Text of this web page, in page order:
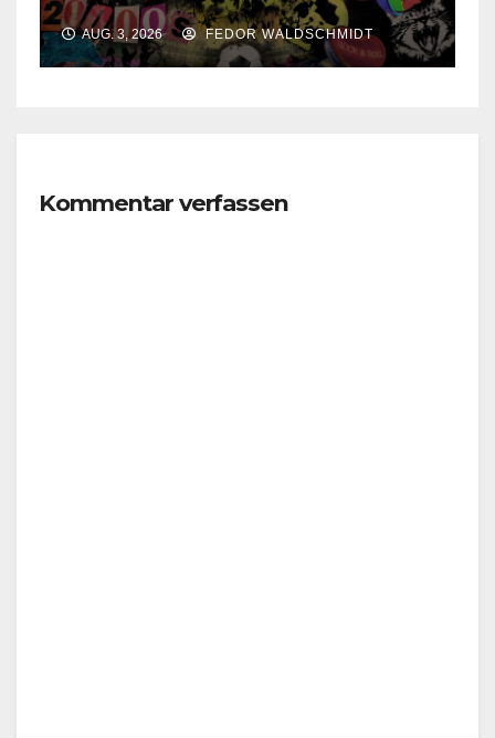
AUG. 3, 2026 FEDOR WALDSCHMIDT
Kommentar verfassen